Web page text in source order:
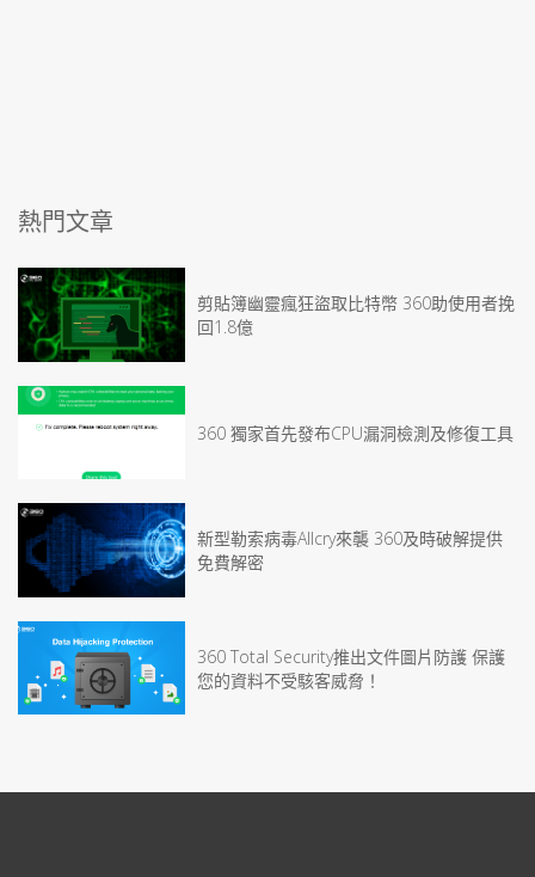
熱門文章
剪貼簿幽靈瘋狂盜取比特幣 360助使用者挽
回1.8億
360 獨家首先發布CPU漏洞檢測及修復工具
新型勒索病毒Allcry來襲 360及時破解提供
免費解密
360 Total Security推出文件圖片防護 保護
您的資料不受駭客威脅！